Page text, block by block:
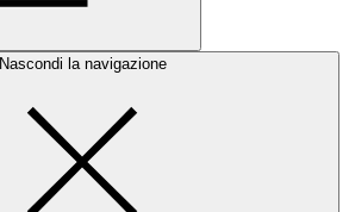
Nascondi la navigazione